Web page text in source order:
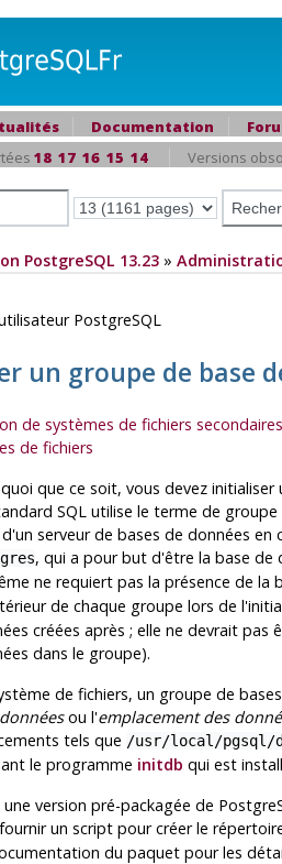
Documentation
18 17 16 15 14 Versions
PostgreSQL 13.23 »
PostgreSQL
un groupe de base
de systèmes de fichiers secondaires
de fichiers
que ce soit, vous devez
SQL utilise le terme de
serveur de bases de données
, qui a pour but d'être la base de
ne requiert pas la présence de la
de chaque groupe lors de
créées après ; elle ne devrait pas
dans le groupe).
de fichiers, un groupe de
ou l'emplacement des
tels que /usr/local/pgsql/
le programme initdb qui est
une version pré-packagée de
un script pour créer le
du paquet pour les